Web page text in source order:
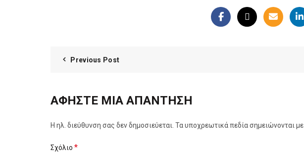
Previous Post
ΑΦΉΣΤΕ ΜΙΑ ΑΠΆΝΤΗΣΗ
Η ηλ. διεύθυνση σας δεν δημοσιεύεται. Τα υποχρεωτικά πεδία σημειώνονται με
Σχόλιο *